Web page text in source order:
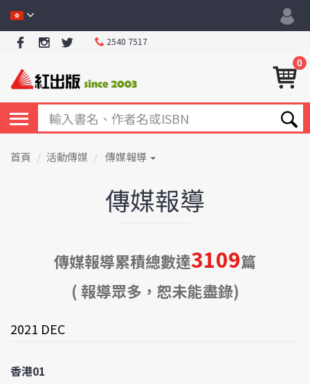
2540 7517
0
首頁 活動傳媒 傳媒報導
傳媒報導
傳媒報導累積總數達3109篇
( 報導眾多，恕未能盡錄)
2021 DEC
香港01